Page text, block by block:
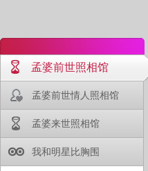
孟婆前世照相馆
孟婆前世情人照相馆
孟婆来世照相馆
我和明星比胸围